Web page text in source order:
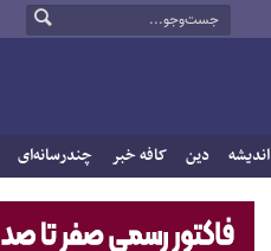
اندیشه دین کافه خبر چندرسانه‌ای